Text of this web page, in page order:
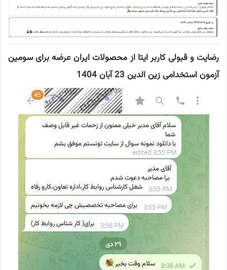
رضایت و قبولی کاربر ایتا از محصولات ایران عرضه برای سومین
آزمون استخدامی زین الدین 23 آبان 1404